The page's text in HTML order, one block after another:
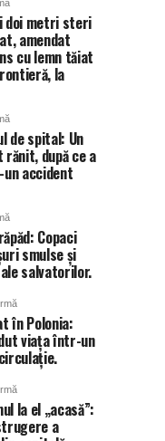
doi metri steri
amendat
cu lemn tăiat
la
de spital: Un
după ce a
accident
Copaci
smulse și
salvatorilor.
în Polonia:
viața într-un
la el „acasă”:
a